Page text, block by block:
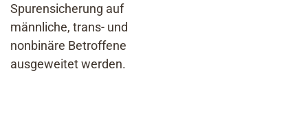
Spurensicherung auf
männliche, trans- und
nonbinäre Betroffene
ausgeweitet werden.